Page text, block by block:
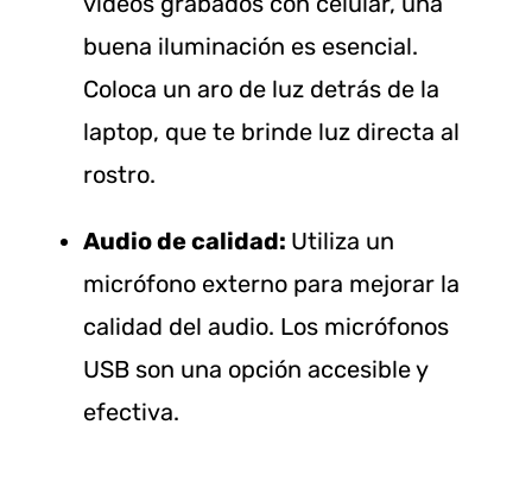
buena iluminación es esencial.
Coloca un aro de luz detrás de la
laptop, que te brinde luz directa al
rostro.
Audio de calidad: Utiliza un
micrófono externo para mejorar la
calidad del audio. Los micrófonos
USB son una opción accesible y
efectiva.